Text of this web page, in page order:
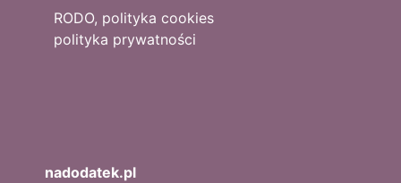
RODO, polityka cookies
polityka prywatności
nadodatek.pl